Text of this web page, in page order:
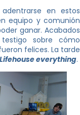
en estos
equipo y comunión
ganar. Acabados
sobre cómo
felices. La tarde
Lifehouse everything.